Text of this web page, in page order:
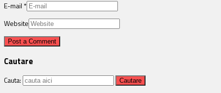
E-mail *
Website
Cautare
Cauta: